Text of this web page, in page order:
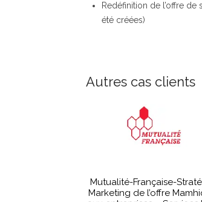
Redéfinition de l’offre de
été créées)
Autres cas clients
Mutualité-Française-
Marketing de l’offre